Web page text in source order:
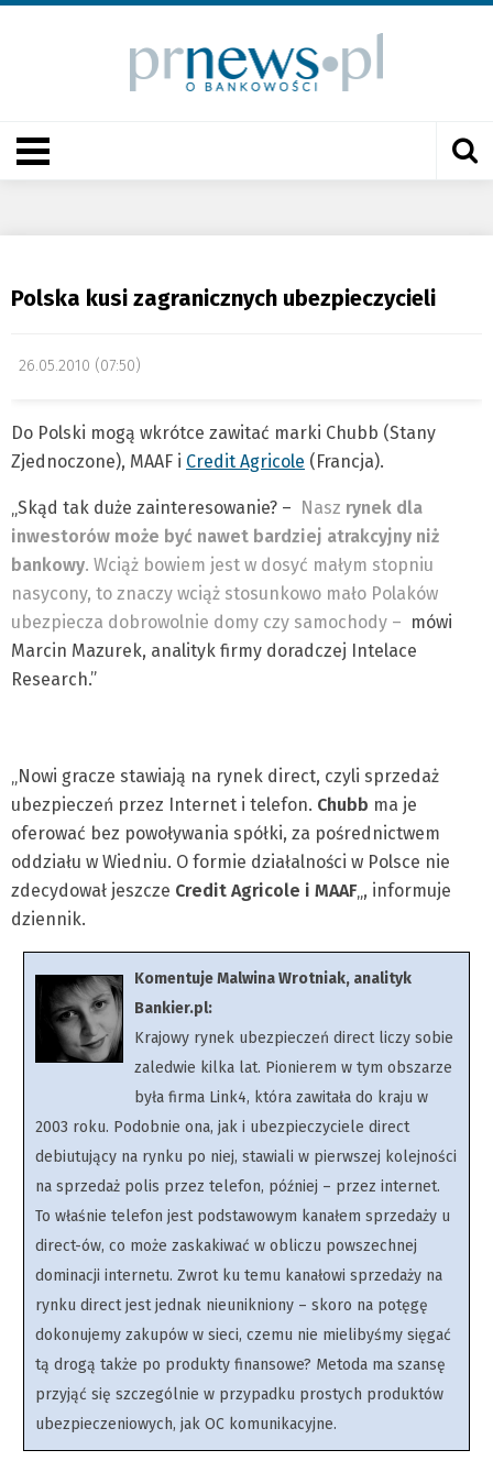
Polska kusi zagranicznych ubezpieczycieli
26.05.2010 (07:50)
Do Polski mogą wkrótce zawitać marki Chubb (Stany
Zjednoczone), MAAF i Credit Agricole (Francja).
„Skąd tak duże zainteresowanie? – Nasz rynek dla
inwestorów może być nawet bardziej atrakcyjny niż
bankowy. Wciąż bowiem jest w dosyć małym stopniu
nasycony, to znaczy wciąż stosunkowo mało Polaków
ubezpiecza dobrowolnie domy czy samochody – mówi
Marcin Mazurek, analityk firmy doradczej Intelace
Research.”
„Nowi gracze stawiają na rynek direct, czyli sprzedaż
ubezpieczeń przez Internet i telefon. Chubb ma je
oferować bez powoływania spółki, za pośrednictwem
oddziału w Wiedniu. O formie działalności w Polsce nie
zdecydował jeszcze Credit Agricole i MAAF„, informuje
dziennik.
Komentuje Malwina Wrotniak, analityk
Bankier.pl:
Krajowy rynek ubezpieczeń direct liczy sobie
zaledwie kilka lat. Pionierem w tym obszarze
była firma Link4, która zawitała do kraju w
2003 roku. Podobnie ona, jak i ubezpieczyciele direct
debiutujący na rynku po niej, stawiali w pierwszej kolejności
na sprzedaż polis przez telefon, później – przez internet.
To właśnie telefon jest podstawowym kanałem sprzedaży u
direct-ów, co może zaskakiwać w obliczu powszechnej
dominacji internetu. Zwrot ku temu kanałowi sprzedaży na
rynku direct jest jednak nieunikniony – skoro na potęgę
dokonujemy zakupów w sieci, czemu nie mielibyśmy sięgać
tą drogą także po produkty finansowe? Metoda ma szansę
przyjąć się szczególnie w przypadku prostych produktów
ubezpieczeniowych, jak OC komunikacyjne.